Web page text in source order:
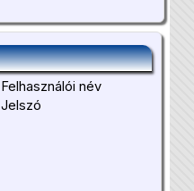
Felhasználói név
Jelszó